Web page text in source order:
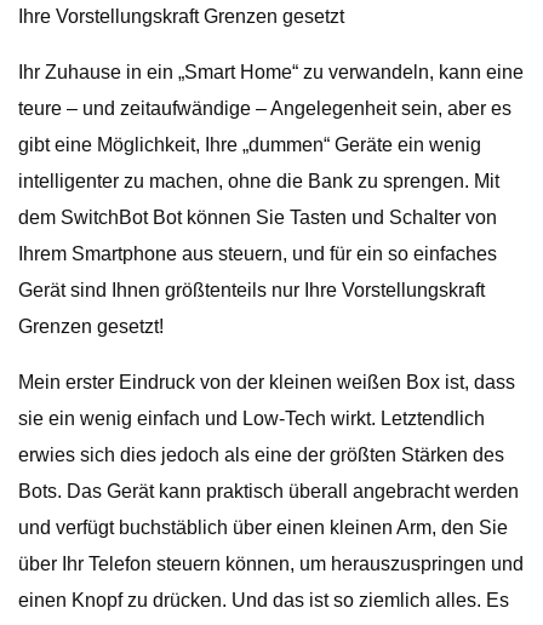
Ihre Vorstellungskraft Grenzen gesetzt
Ihr Zuhause in ein „Smart Home“ zu verwandeln, kann eine
teure – und zeitaufwändige – Angelegenheit sein, aber es
gibt eine Möglichkeit, Ihre „dummen“ Geräte ein wenig
intelligenter zu machen, ohne die Bank zu sprengen. Mit
dem SwitchBot Bot können Sie Tasten und Schalter von
Ihrem Smartphone aus steuern, und für ein so einfaches
Gerät sind Ihnen größtenteils nur Ihre Vorstellungskraft
Grenzen gesetzt!
Mein erster Eindruck von der kleinen weißen Box ist, dass
sie ein wenig einfach und Low-Tech wirkt. Letztendlich
erwies sich dies jedoch als eine der größten Stärken des
Bots. Das Gerät kann praktisch überall angebracht werden
und verfügt buchstäblich über einen kleinen Arm, den Sie
über Ihr Telefon steuern können, um herauszuspringen und
einen Knopf zu drücken. Und das ist so ziemlich alles. Es